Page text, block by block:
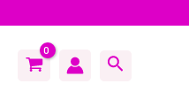
Search